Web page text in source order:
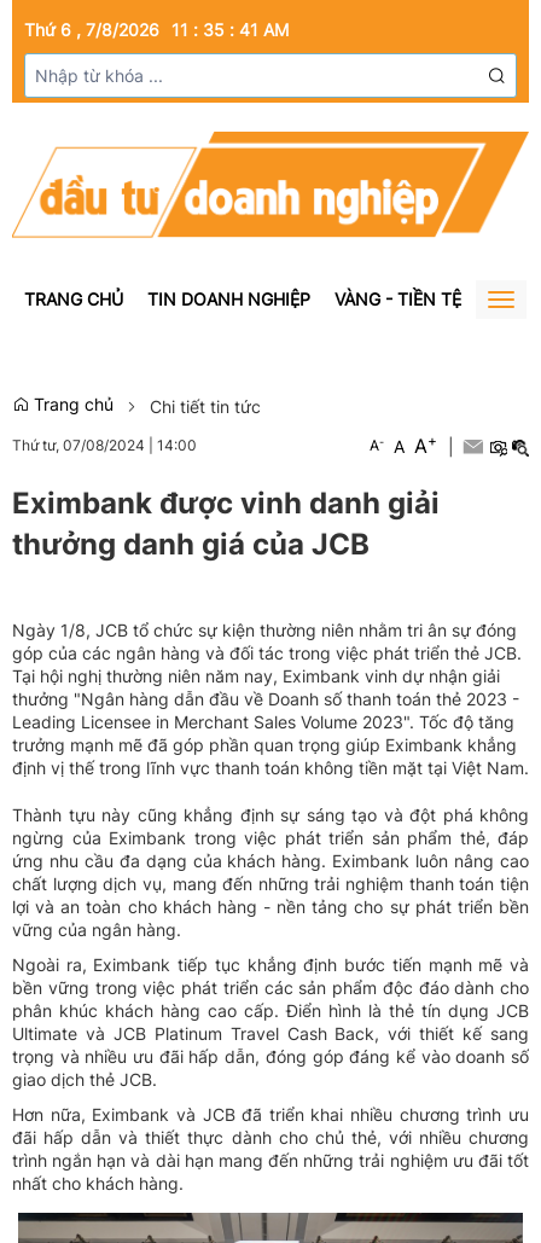
Thứ 6 , 7/8/2026 11 : 35 : 41 AM
TRANG CHỦ TIN DOANH NGHIỆP VÀNG - TIỀN TỆ BẤT
Trang chủ Chi tiết tin tức
Thứ tư, 07/08/2024 14:00 A- A A+
Eximbank được vinh danh giải
thưởng danh giá của JCB
Ngày 1/8, JCB tổ chức sự kiện thường niên nhằm tri ân sự đóng
góp của các ngân hàng và đối tác trong việc phát triển thẻ JCB.
Tại hội nghị thường niên năm nay, Eximbank vinh dự nhận giải
thưởng "Ngân hàng dẫn đầu về Doanh số thanh toán thẻ 2023 -
Leading Licensee in Merchant Sales Volume 2023". Tốc độ tăng
trưởng mạnh mẽ đã góp phần quan trọng giúp Eximbank khẳng
định vị thế trong lĩnh vực thanh toán không tiền mặt tại Việt Nam.
Thành tựu này cũng khẳng định sự sáng tạo và đột phá không
ngừng của Eximbank trong việc phát triển sản phẩm thẻ, đáp
ứng nhu cầu đa dạng của khách hàng. Eximbank luôn nâng cao
chất lượng dịch vụ, mang đến những trải nghiệm thanh toán tiện
lợi và an toàn cho khách hàng - nền tảng cho sự phát triển bền
vững của ngân hàng.
Ngoài ra, Eximbank tiếp tục khẳng định bước tiến mạnh mẽ và
bền vững trong việc phát triển các sản phẩm độc đáo dành cho
phân khúc khách hàng cao cấp. Điển hình là thẻ tín dụng JCB
Ultimate và JCB Platinum Travel Cash Back, với thiết kế sang
trọng và nhiều ưu đãi hấp dẫn, đóng góp đáng kể vào doanh số
giao dịch thẻ JCB.
Hơn nữa, Eximbank và JCB đã triển khai nhiều chương trình ưu
đãi hấp dẫn và thiết thực dành cho chủ thẻ, với nhiều chương
trình ngắn hạn và dài hạn mang đến những trải nghiệm ưu đãi tốt
nhất cho khách hàng.